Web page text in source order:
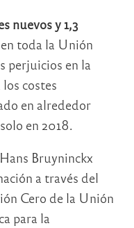
nuevos y 1,3
en toda la Unión
perjuicios en la
costes
en alrededor
solo en 2018.
Bruyninckx
a través del
Cero de la Unión
para la